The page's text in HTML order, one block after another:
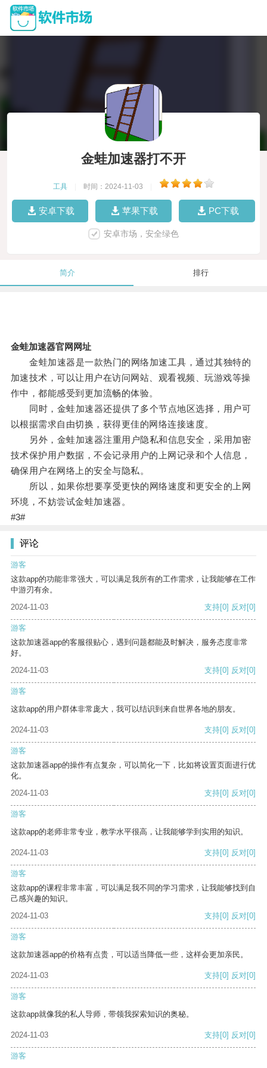
金蛙加速器打不开
工具 时间：2024-11-03
安卓下载 苹果下载 PC下载
安卓市场，安全绿色
简介 排行
金蛙加速器官网网址
金蛙加速器是一款热门的网络加速工具，通过其独特的
加速技术，可以让用户在访问网站、观看视频、玩游戏等操
作中，都能感受到更加流畅的体验。
同时，金蛙加速器还提供了多个节点地区选择，用户可
以根据需求自由切换，获得更佳的网络连接速度。
另外，金蛙加速器注重用户隐私和信息安全，采用加密
技术保护用户数据，不会记录用户的上网记录和个人信息，
确保用户在网络上的安全与隐私。
所以，如果你想要享受更快的网络速度和更安全的上网
环境，不妨尝试金蛙加速器。
#3#
评论
游客
这款app的功能非常强大，可以满足我所有的工作需求，让我能够在工作
中游刃有余。
2024-11-03
支持[0] 反对[0]
游客
这款加速器app的客服很贴心，遇到问题都能及时解决，服务态度非常
好。
2024-11-03
支持[0] 反对[0]
游客
这款app的用户群体非常庞大，我可以结识到来自世界各地的朋友。
2024-11-03 支持[0] 反对[0]
游客
这款加速器app的操作有点复杂，可以简化一下，比如将设置页面进行优
化。
2024-11-03
支持[0] 反对[0]
游客
这款app的老师非常专业，教学水平很高，让我能够学到实用的知识。
2024-11-03 支持[0] 反对[0]
游客
这款app的课程非常丰富，可以满足我不同的学习需求，让我能够找到自
己感兴趣的知识。
2024-11-03
支持[0] 反对[0]
游客
这款加速器app的价格有点贵，可以适当降低一些，这样会更加亲民。
2024-11-03 支持[0] 反对[0]
游客
这款app就像我的私人导师，带领我探索知识的奥秘。
2024-11-03 支持[0] 反对[0]
游客